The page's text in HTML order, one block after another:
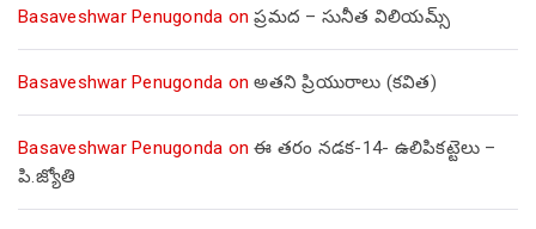
Basaveshwar Penugonda onప్రమద – సునీత విలియమ్స్
Basaveshwar Penugonda onఅతని ప్రియురాలు (కవిత)
Basaveshwar Penugonda onఈ తరం నడక-14- ఉలిపికట్టెలు –
పి.జ్యోతి